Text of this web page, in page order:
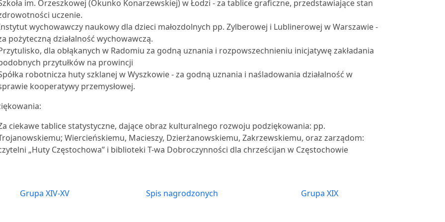
im. Orzeszkowej (Okunko Konarzewskiej) w Łodzi - za tablice graficzne, przedstawiające stan
uczenie.
wychowawczy naukowy dla dzieci małozdolnych pp. Zylberowej i Lublinerowej w Warszawie -
pożyteczną działalność wychowawczą.
dla obłąkanych w Radomiu za godną uznania i rozpowszechnieniu inicjatywę zakładania
przytułków na prowincji
robotnicza huty szklanej w Wyszkowie - za godną uznania i naśladowania działalność w
kooperatywy przemysłowej.
ciekawe tablice statystyczne, dające obraz kulturalnego rozwoju podziękowania: pp.
Wiercieńskiemu, Macieszy, Dzierżanowskiemu, Zakrzewskiemu, oraz zarządom:
„Huty Częstochowa” i biblioteki T-wa Dobroczynności dla chrześcijan w Częstochowie
Grupa XIV-XV Spis nagrodzonych Grupa XIX